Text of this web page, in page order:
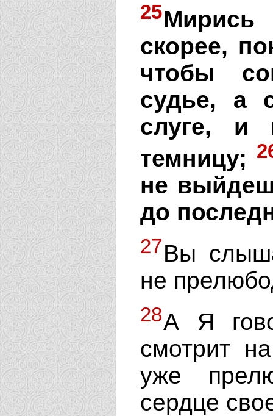
25
скорее,
чтобы
судье, а
слуге, и
темницу;
не
до
27Вы
не
28А Я
смотрит
уже
сердце